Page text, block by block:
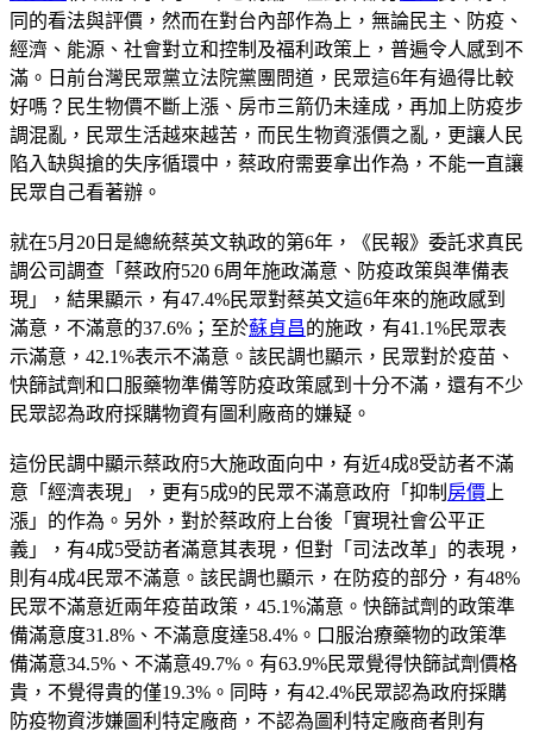
同的看法與評價，然而在對台內部作為上，無論民主、防疫、
經濟、能源、社會對立和控制及福利政策上，普遍令人感到不
滿。日前台灣民眾黨立法院黨團問道，民眾這6年有過得比較
好嗎？民生物價不斷上漲、房市三箭仍未達成，再加上防疫步
調混亂，民眾生活越來越苦，而民生物資漲價之亂，更讓人民
陷入缺與搶的失序循環中，蔡政府需要拿出作為，不能一直讓
民眾自己看著辦。
就在5月20日是總統蔡英文執政的第6年，《民報》委託求真民
調公司調查「蔡政府520 6周年施政滿意、防疫政策與準備表
現」，結果顯示，有47.4%民眾對蔡英文這6年來的施政感到
滿意，不滿意的37.6%；至於蘇貞昌的施政，有41.1%民眾表
示滿意，42.1%表示不滿意。該民調也顯示，民眾對於疫苗、
快篩試劑和口服藥物準備等防疫政策感到十分不滿，還有不少
民眾認為政府採購物資有圖利廠商的嫌疑。
這份民調中顯示蔡政府5大施政面向中，有近4成8受訪者不滿
意「經濟表現」，更有5成9的民眾不滿意政府「抑制 房價 上
漲」的作為。另外，對於蔡政府上台後「實現社會公平正
義」，有4成5受訪者滿意其表現，但對「司法改革」的表現，
則有4成4民眾不滿意。該民調也顯示，在防疫的部分，有48%
民眾不滿意近兩年疫苗政策，45.1%滿意。快篩試劑的政策準
備滿意度31.8%、不滿意度達58.4%。口服治療藥物的政策準
備滿意34.5%、不滿意49.7%。有63.9%民眾覺得快篩試劑價格
貴，不覺得貴的僅19.3%。同時，有42.4%民眾認為政府採購
防疫物資涉嫌圖利特定廠商，不認為圖利特定廠商者則有